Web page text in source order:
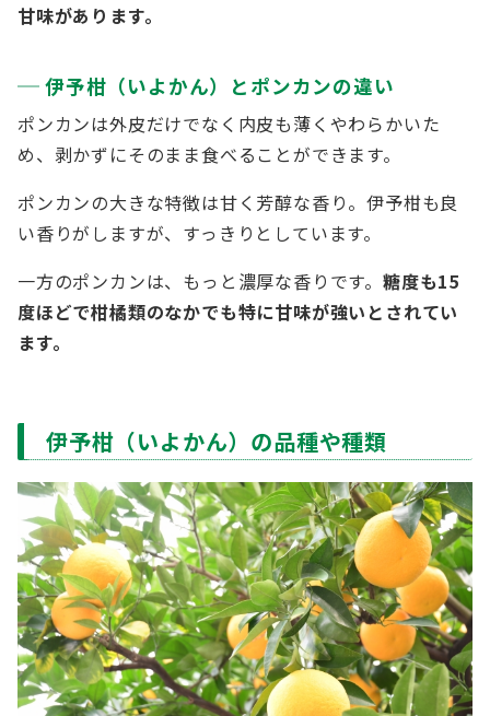
甘味があります。
伊予柑（いよかん）とポンカンの違い
ポンカンは外皮だけでなく内皮も薄くやわらかいた
め、剥かずにそのまま食べることができます。
ポンカンの大きな特徴は甘く芳醇な香り。伊予柑も良
い香りがしますが、すっきりとしています。
一方のポンカンは、もっと濃厚な香りです。 糖度も15
度ほどで柑橘類のなかでも特に甘味が強いとされてい
ます。
伊予柑（いよかん）の品種や種類